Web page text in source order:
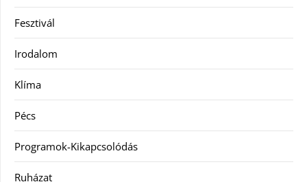
Fesztivál
Irodalom
Klíma
Pécs
Programok-Kikapcsolódás
Ruházat